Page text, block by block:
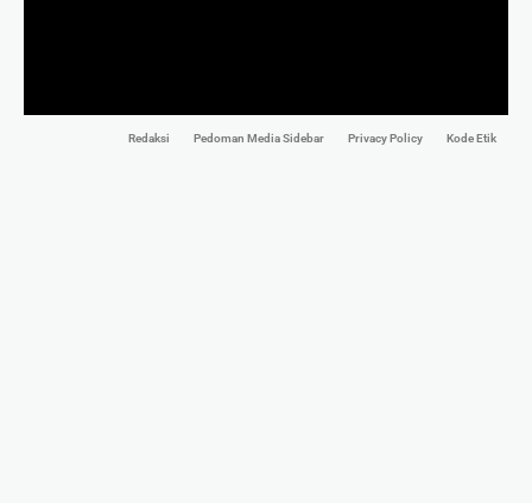
Redaksi Pedoman Media Sidebar Privacy Policy Kode Etik